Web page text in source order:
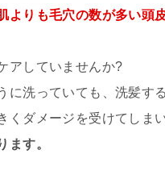
よりも毛穴の数が多い頭
アしていませんか?
に洗っていても、洗髪す
ダメージを受けてしまい
ます。